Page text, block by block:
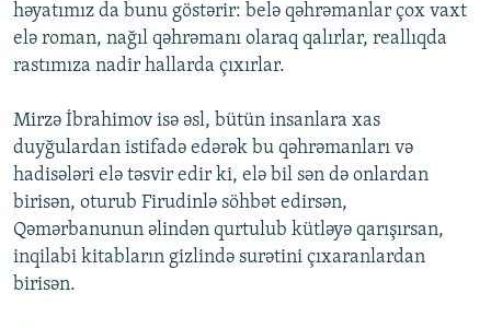
həyatımız da bunu göstərir: belə qəhrəmanlar çox vaxt
elə roman, nağıl qəhrəmanı olaraq qalırlar, reallıqda
rastımıza nadir hallarda çıxırlar.
Mirzə İbrahimov isə əsl, bütün insanlara xas
duyğulardan istifadə edərək bu qəhrəmanları və
hadisələri elə təsvir edir ki, elə bil sən də onlardan
birisən, oturub Firudinlə söhbət edirsən,
Qəmərbanunun əlindən qurtulub kütləyə qarışırsan,
inqilabi kitabların gizlində surətini çıxaranlardan
birisən.